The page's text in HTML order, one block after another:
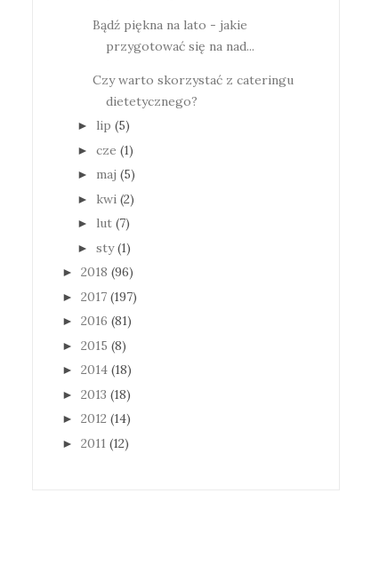
Bądź piękna na lato - jakie
przygotować się na nad...
Czy warto skorzystać z cateringu
dietetycznego?
► lip (5)
► cze (1)
► maj (5)
► kwi (2)
► lut (7)
► sty (1)
► 2018 (96)
► 2017 (197)
► 2016 (81)
► 2015 (8)
► 2014 (18)
► 2013 (18)
► 2012 (14)
► 2011 (12)